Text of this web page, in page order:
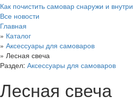
Как почистить самовар снаружи и внутри
Все новости
Главная
» Каталог
» Аксессуары для самоваров
» Лесная свеча
Раздел: Аксессуары для самоваров
Лесная свеча